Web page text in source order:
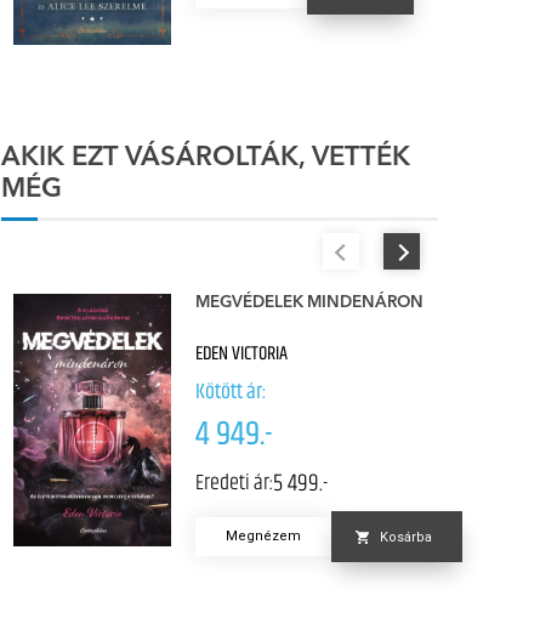
AKIK EZT VÁSÁROLTÁK, VETTÉK
MÉG
MEGVÉDELEK MINDENÁRON
EDEN VICTORIA
Kötött ár:
4 949.-
Eredeti ár:5 499.-
Megnézem Kosárba